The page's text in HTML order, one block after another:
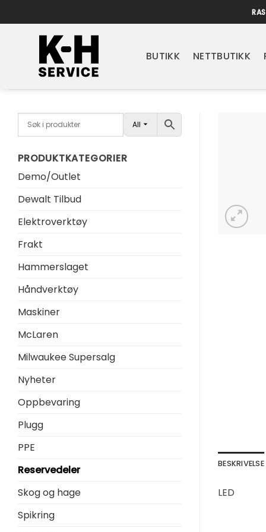
to
BUTIKK NETTBUTIKK
All
PRODUKTKATEGORIER
Demo/Outlet
Dewalt Tilbud
Elektroverktøy
Frakt
Hammerslaget
Håndverktøy
Maskiner
McLaren
Milwaukee Supersalg
Nyheter
Oppbevaring
Plugg
PPE
Reservedeler
Skog og hage
Spikring
BESKRIVELSE
LED